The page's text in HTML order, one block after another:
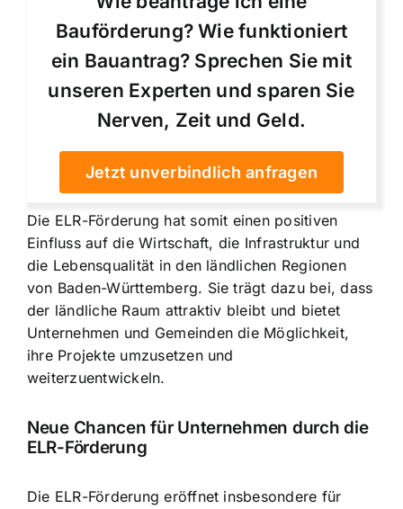
Bauförderung? Wie funktioniert
ein Bauantrag? Sprechen Sie mit
unseren Experten und sparen Sie
Nerven, Zeit und Geld.
Jetzt unverbindlich anfragen
Die ELR-Förderung hat somit einen positiven
Einfluss auf die Wirtschaft, die Infrastruktur und
die Lebensqualität in den ländlichen Regionen
von Baden-Württemberg. Sie trägt dazu bei, dass
der ländliche Raum attraktiv bleibt und bietet
Unternehmen und Gemeinden die Möglichkeit,
ihre Projekte umzusetzen und
weiterzuentwickeln.
Neue Chancen für Unternehmen durch die
ELR-Förderung
Die ELR-Förderung eröffnet insbesondere für